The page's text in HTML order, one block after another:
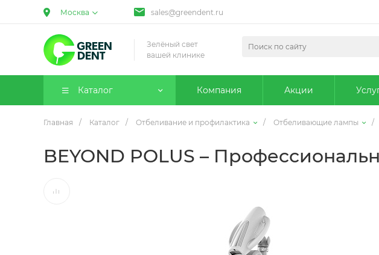
Москва sales@greendent.ru
Зелёный свет
вашей клинике
Каталог Компания Акции
Главная / Каталог / Отбеливание и профилактика / Отбеливающие лампы /
BEYOND POLUS –